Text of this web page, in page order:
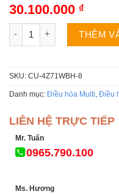
30.100.000 ₫
Dàn nóng điều hòa multi
THÊM
SKU: CU-4Z71WBH-8
Danh mục: Điều hòa Multi, Điều
LIÊN HỆ TRỰC TIẾP
Mr. Tuấn
0965.790.100
Ms. Hương